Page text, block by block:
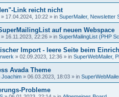
Link reicht nicht
» 17.04.2024, 10:22 » in SuperMailer, Newsletter
auf neuen Webspace
» 16.11.2023, 22:26 » in SuperMailingList (PHP
Import - leere Seite beim
» 02.09.2023, 12:36 » in SuperWebMailer,
Avada Theme
Joachim » 06.03.2023, 18:03 » in
Probleme